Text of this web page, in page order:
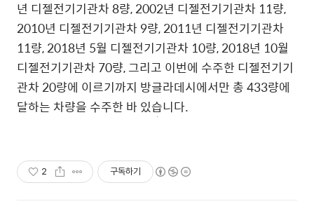
년 디젤전기기관차 8량, 2002년 디젤전기기관차 11량,
2010년 디젤전기기관차 9량, 2011년 디젤전기기관차
11량, 2018년 5월 디젤전기기관차 10량, 2018년 10월
디젤전기기관차 70량, 그리고 이번에 수주한 디젤전기기
관차 20량에 이르기까지 방글라데시에서만 총 433량에
달하는 차량을 수주한 바 있습니다.
2 구독하기